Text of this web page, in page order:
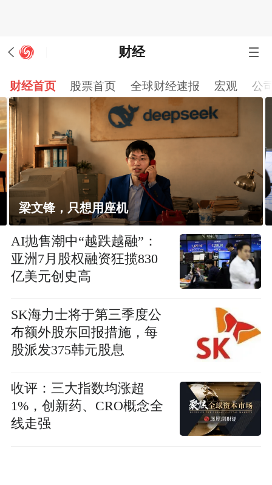
财经
财经首页 股票首页 全球财经速报 宏观 公
梁文锋，只想用座机
AI抛售潮中“越跌越融”：
亚洲7月股权融资狂揽830
亿美元创史高
SK海力士将于第三季度公
布额外股东回报措施，每
股派发375韩元股息
收评：三大指数均涨超
1%，创新药、CRO概念全
线走强